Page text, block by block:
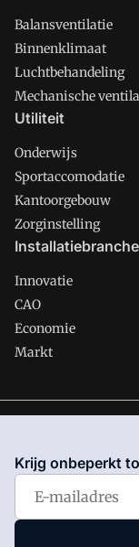
Balansventilatie
Binnenklimaat
Luchtbehandeling
Mechanische
Utiliteit
Onderwijs
Sportaccomodatie
Kantoorgebouw
Zorginstelling
Installatiebranche
Innovatie
CAO
Economie
Markt
waar VMN media
volgende
Privacy en Cookie
Krijg onbeperkt